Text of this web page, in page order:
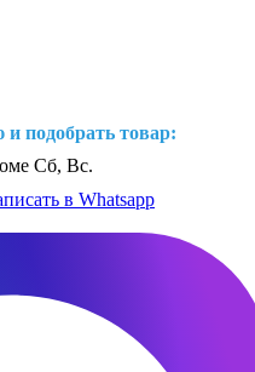
и подобрать товар:
Сб, Вс.
в Whatsapp